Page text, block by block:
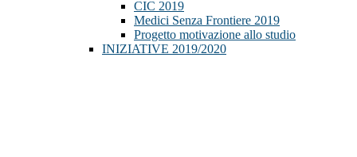
CIC 2019
Medici Senza Frontiere 2019
Progetto motivazione allo studio
INIZIATIVE 2019/2020